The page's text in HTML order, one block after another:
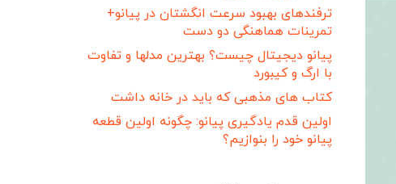
ترفندهای بهبود سرعت انگشتان در پیانو+
تمرینات هماهنگی دو دست
پیانو دیجیتال چیست؟ بهترین مدلها و تفاوت
با ارگ و کیبورد
کتاب های مذهبی که باید در خانه داشت
اولین قدم یادگیری پیانو: چگونه اولین قطعه
پیانو خود را بنوازیم؟